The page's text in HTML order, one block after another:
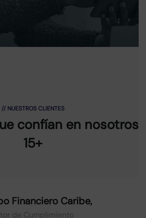
// NUESTROS CLIENTES
confían en nosotros
15+
Financiero Caribe,
de Cumplimiento